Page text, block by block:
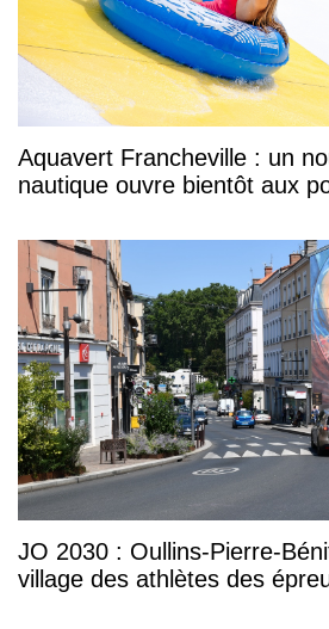
Aquavert Francheville : un
nautique ouvre bientôt aux
JO 2030 : Oullins-Pierre-
village des athlètes des